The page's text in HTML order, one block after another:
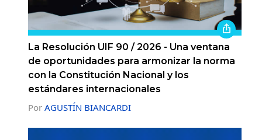
La Resolución UIF 90 / 2026 - Una ventana
de oportunidades para armonizar la norma
con la Constitución Nacional y los
estándares internacionales
Por AGUSTÍN BIANCARDI